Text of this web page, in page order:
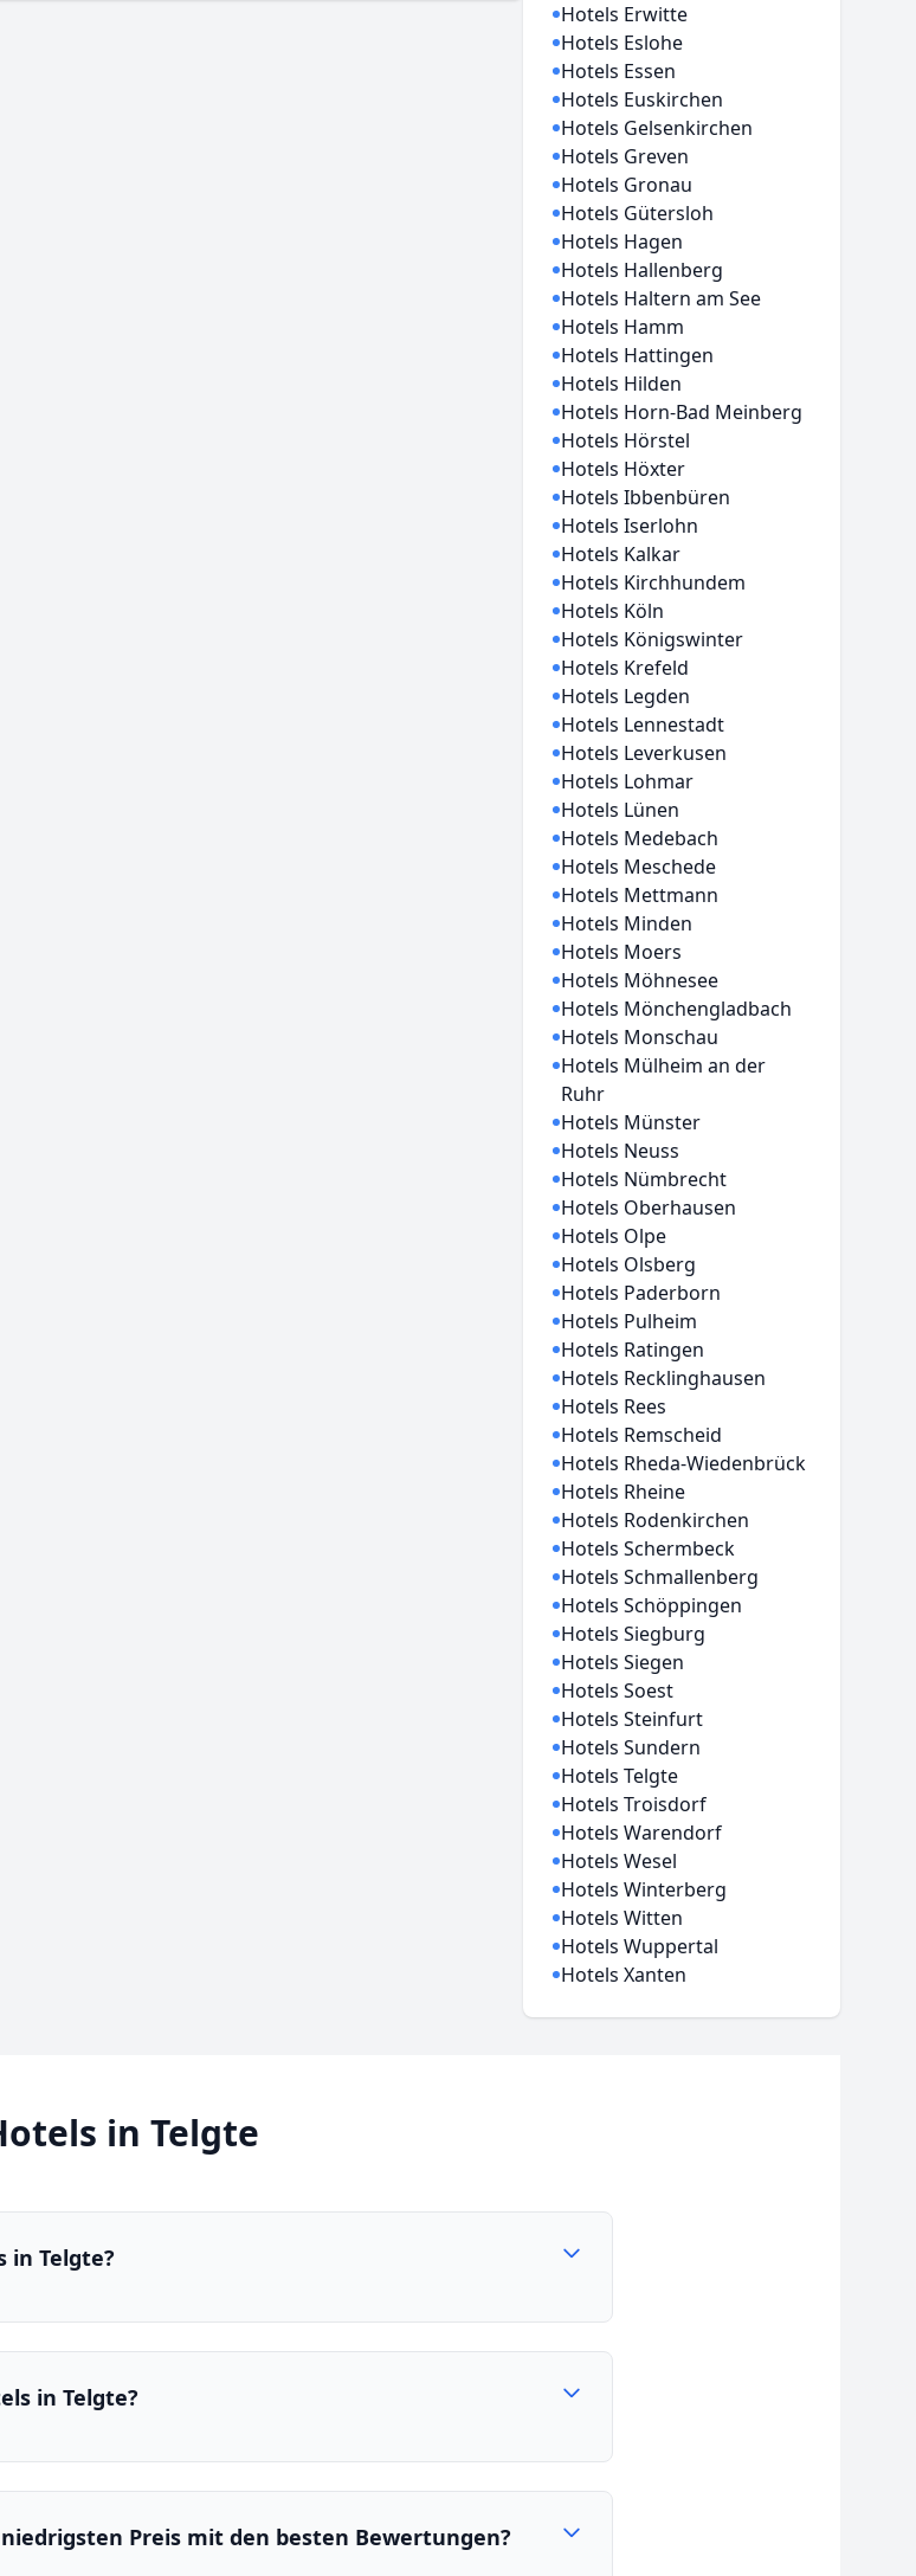
Hotels Erwitte
Hotels Eslohe
Hotels Essen
Hotels Euskirchen
Hotels Gelsenkirchen
Hotels Greven
Hotels Gronau
Hotels Gütersloh
Hotels Hagen
Hotels Hallenberg
Hotels Haltern am See
Hotels Hamm
Hotels Hattingen
Hotels Hilden
Hotels Horn-Bad Meinberg
Hotels Hörstel
Hotels Höxter
Hotels Ibbenbüren
Hotels Iserlohn
Hotels Kalkar
Hotels Kirchhundem
Hotels Köln
Hotels Königswinter
Hotels Krefeld
Hotels Legden
Hotels Lennestadt
Hotels Leverkusen
Hotels Lohmar
Hotels Lünen
Hotels Medebach
Hotels Meschede
Hotels Mettmann
Hotels Minden
Hotels Moers
Hotels Möhnesee
Hotels Mönchengladbach
Hotels Monschau
Hotels Mülheim an der
Ruhr
Hotels Münster
Hotels Neuss
Hotels Nümbrecht
Hotels Oberhausen
Hotels Olpe
Hotels Olsberg
Hotels Paderborn
Hotels Pulheim
Hotels Ratingen
Hotels Recklinghausen
Hotels Rees
Hotels Remscheid
Hotels Rheda-Wiedenbrück
Hotels Rheine
Hotels Rodenkirchen
Hotels Schermbeck
Hotels Schmallenberg
Hotels Schöppingen
Hotels Siegburg
Hotels Siegen
Hotels Soest
Hotels Steinfurt
Hotels Sundern
Hotels Telgte
Hotels Troisdorf
Hotels Warendorf
Hotels Wesel
Hotels Winterberg
Hotels Witten
Hotels Wuppertal
Hotels Xanten
in Telgte
in Telgte?
in Telgte?
Preis mit den besten Bewertungen?